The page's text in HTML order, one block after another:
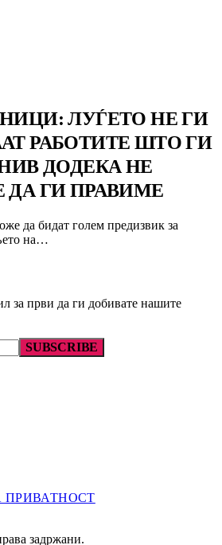
ЛУЃЕТО НЕ ГИ
РАБОТИТЕ ШТО ГИ
ДОДЕКА НЕ
ДА ГИ ПРАВИМЕ
да бидат голем предизвик за
на…
за први да ги добивате нашите
SUBSCRIBE
задржани.